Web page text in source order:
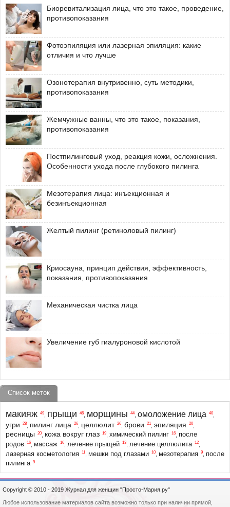
Биоревитализация лица, что это такое, проведение,
противопоказания
Фотоэпиляция или лазерная эпиляция: какие
отличия и что лучше
Озонотерапия внутривенно, суть методики,
противопоказания
Жемчужные ванны, что это такое, показания,
противопоказания
Постпилинговый уход, реакция кожи, осложнения.
Особенности ухода после глубокого пилинга
Мезотерапия лица: инъекционная и
безинъекционная
Желтый пилинг (ретиноловый пилинг)
Криосауна, принцип действия, эффективность,
показания, противопоказания
Механическая чистка лица
Увеличение губ гиалуроновой кислотой
Список меток
макияж 49 прыщи 46 морщины 44, омоложение лица 40,
угри 28 пилинг лица 26 целлюлит 26 брови 21 эпиляция 20,
ресницы 20, кожа вокруг глаз 19 химический пилинг 16
после
родов 16 массаж 16 лечение прыщей 13 лечение целлюлита 12
лазерная косметология 11 мешки под глазами 10, мезотерапия 9
после
пилинга 9
Copyright © 2010 - 2019 Журнал для женщин "Просто-Мария.ру"
Любое использование материалов сайта возможно только при наличии прямой,